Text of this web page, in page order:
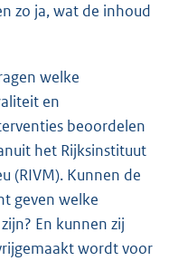
zo ja, wat de inhoud
welke
en
beoordelen
het Rijksinstituut
(RIVM). Kunnen de
geven welke
En kunnen zij
wordt voor